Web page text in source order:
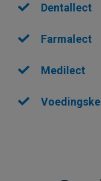
Dentallect
Farmalect
Medilect